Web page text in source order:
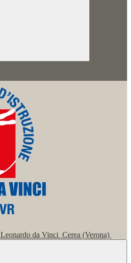
Leonardo da Vinci Cerea (Verona)